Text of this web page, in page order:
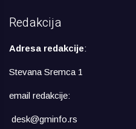
Redakcija
Adresa redakcije:
Stevana Sremca 1
email redakcije:
desk@gminfo.rs